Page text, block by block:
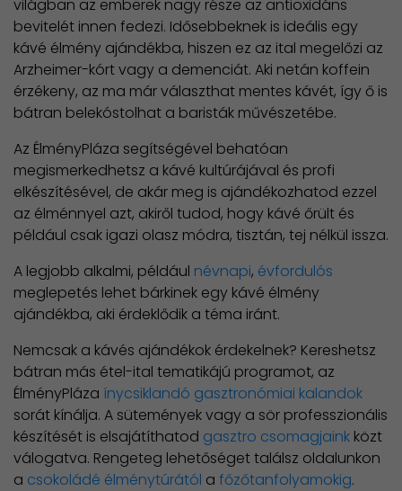
világban az emberek nagy része az antioxidáns
bevitelét innen fedezi. Idősebbeknek is ideális egy
kávé élmény ajándékba, hiszen ez az ital megelőzi az
Arzheimer-kórt vagy a demenciát. Aki netán koffein
érzékeny, az ma már választhat mentes kávét, így ő is
bátran belekóstolhat a baristák művészetébe.
Az ÉlményPláza segítségével behatóan
megismerkedhetsz a kávé kultúrájával és profi
elkészítésével, de akár meg is ajándékozhatod ezzel
az élménnyel azt, akiről tudod, hogy kávé őrült és
például csak igazi olasz módra, tisztán, tej nélkül issza.
A legjobb alkalmi, például névnapi, évfordulós
meglepetés lehet bárkinek egy kávé élmény
ajándékba, aki érdeklődik a téma iránt.
Nemcsak a kávés ajándékok érdekelnek? Kereshetsz
bátran más étel-ital tematikájú programot, az
ÉlményPláza ínycsiklandó gasztronómiai kalandok
sorát kínálja. A sütemények vagy a sör professzionális
készítését is elsajátíthatod gasztro csomagjaink közt
válogatva. Rengeteg lehetőséget találsz oldalunkon
a csokoládé élménytúrától a főzőtanfolyamokig.